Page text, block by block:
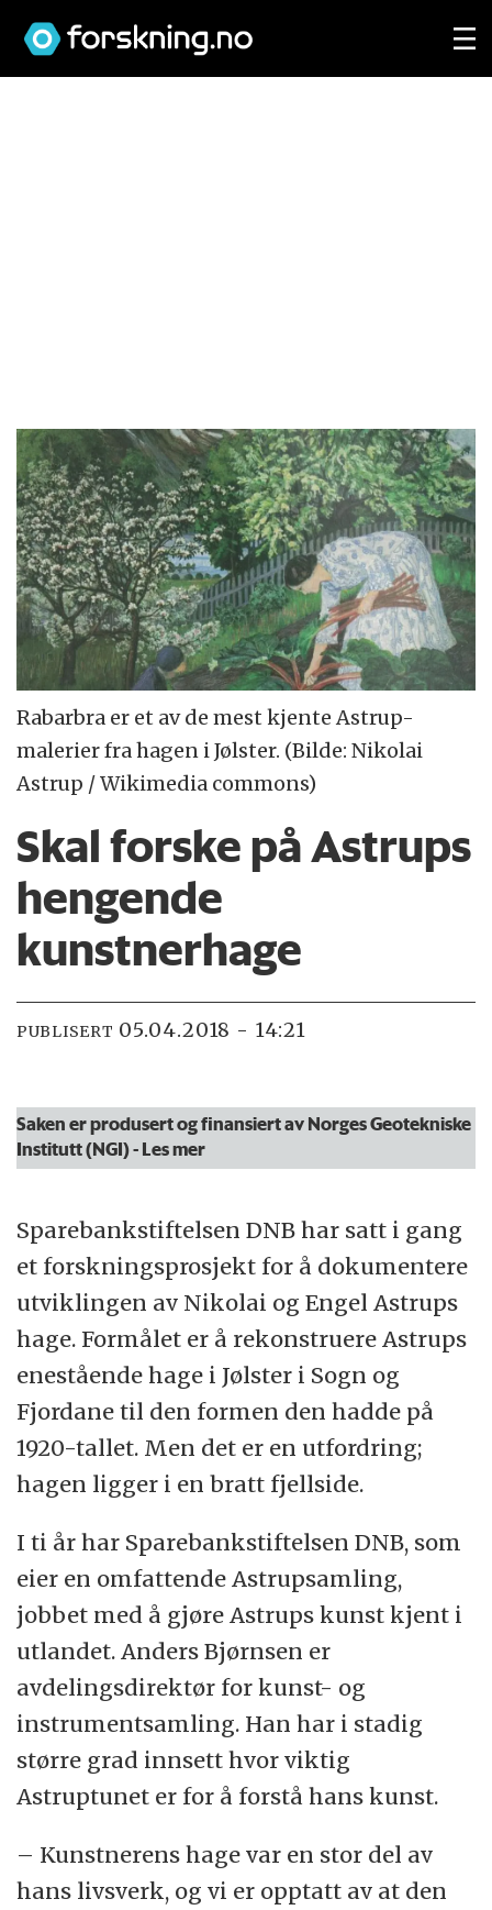
Rabarbra er et av de mest kjente Astrup-
malerier fra hagen i Jølster. (Bilde: Nikolai
Astrup / Wikimedia commons)
Skal forske på Astrups
hengende
kunstnerhage
PUBLISERT 05.04.2018 - 14:21
Saken er produsert og finansiert av Norges Geotekniske
Institutt (NGI)- Les mer
Sparebankstiftelsen DNB har satt i gang
et forskningsprosjekt for å dokumentere
utviklingen av Nikolai og Engel Astrups
hage. Formålet er å rekonstruere Astrups
enestående hage i Jølster i Sogn og
Fjordane til den formen den hadde på
1920-tallet. Men det er en utfordring;
hagen ligger i en bratt fjellside.
I ti år har Sparebankstiftelsen DNB, som
eier en omfattende Astrupsamling,
jobbet med å gjøre Astrups kunst kjent i
utlandet. Anders Bjørnsen er
avdelingsdirektør for kunst- og
instrumentsamling. Han har i stadig
større grad innsett hvor viktig
Astruptunet er for å forstå hans kunst.
– Kunstnerens hage var en stor del av
hans livsverk, og vi er opptatt av at den